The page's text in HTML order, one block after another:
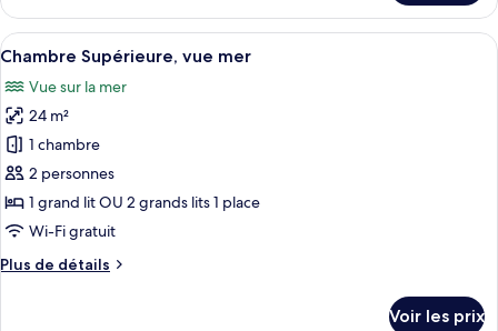
ville
le
type
de
Chambre
Supérieure,
vue
ville
Afficher
toutes
les
photos
pour
ce
type
de
chambre :
Chambre
Chambre Supérieure, vue mer |
6
Chambre Supérieure, vue mer
Vue sur la mer
24 m²
1 chambre
2 personnes
1 grand lit OU 2 grands lits 1 place
Wi-Fi gratuit
Plus de détails
Plus
Voir les prix